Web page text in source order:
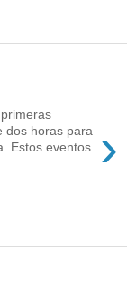
›
dos horas para
Estos eventos